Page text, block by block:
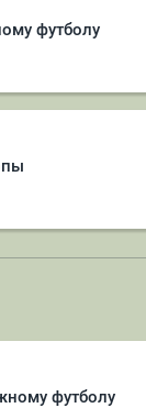
футболу
футболу